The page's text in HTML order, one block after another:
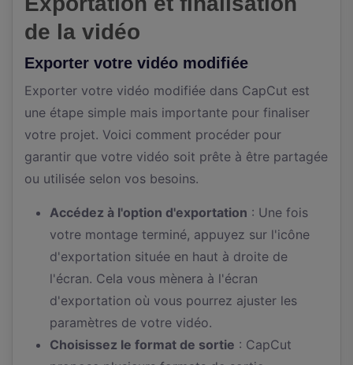
de la vidéo
Exporter votre vidéo modifiée
Exporter votre vidéo modifiée dans CapCut est
une étape simple mais importante pour finaliser
votre projet. Voici comment procéder pour
garantir que votre vidéo soit prête à être partagée
ou utilisée selon vos besoins.
Accédez à l'option d'exportation : Une fois
votre montage terminé, appuyez sur l'icône
d'exportation située en haut à droite de
l'écran. Cela vous mènera à l'écran
d'exportation où vous pourrez ajuster les
paramètres de votre vidéo.
Choisissez le format de sortie : CapCut